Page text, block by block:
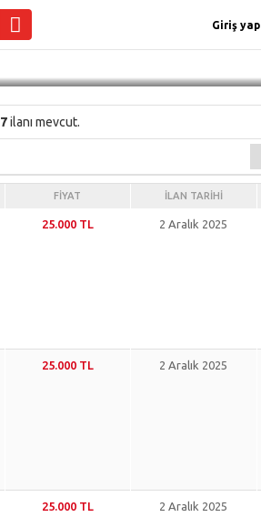
Giriş yap
7ilanı mevcut.
FIYAT İLAN TARIHI
25.000 TL 2 Aralık 2025
25.000 TL 2 Aralık 2025
25.000 TL 2 Aralık 2025